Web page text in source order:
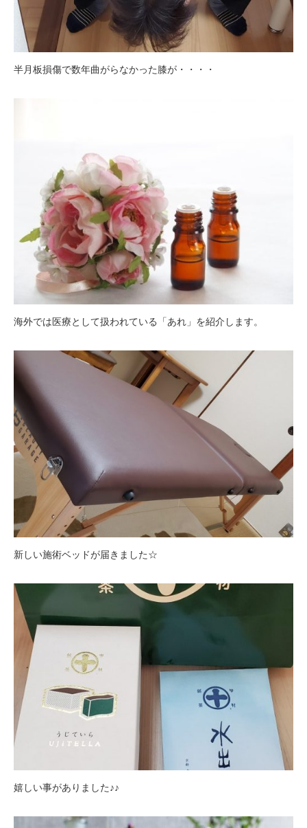
半月板損傷で数年曲がらなかった膝が・・・・
海外では医療として扱われている「あれ」を紹介します。
新しい施術ベッドが届きました☆
嬉しい事がありました♪♪